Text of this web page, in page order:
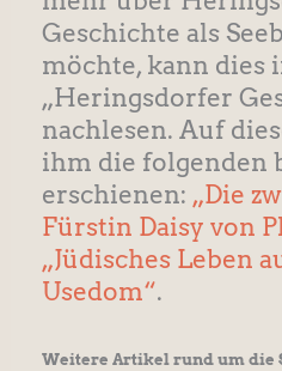
Geschichte als
möchte, kann dies
„Heringsdorfer
nachlesen. Auf
ihm die folgenden
erschienen: „Die
Fürstin Daisy von
„Jüdisches Leben
Usedom“.
Weitere Artikel rund um die